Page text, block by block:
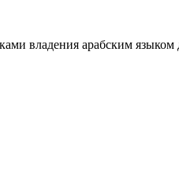
владения арабским